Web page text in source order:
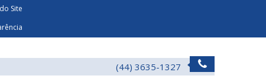
Site
(44) 3635-1327